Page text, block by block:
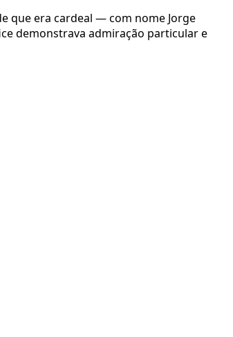
que era cardeal — com nome Jorge
demonstrava admiração particular e